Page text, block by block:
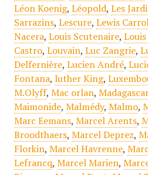
Léon Koenig, Léopold, Les
Sarrazins, Lescure, Lewis
Nacera, Louis Scutenaire,
Castro, Louvain, Luc Zangrie,
Delfernière, Lucien André,
Fontana, luther King,
M.Olyff, Mac orlan, Madagascar
Maimonide, Malmédy, Malmo,
Marc Eemans, Marcel Arents,
Broodthaers, Marcel Deprez,
Florkin, Marcel Havrenne,
Lefrancq, Marcel Marien,